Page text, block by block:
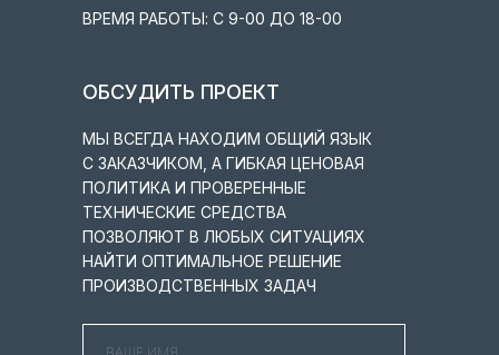
ОБСУДИТЬ ПРОЕКТ
МЫ ВСЕГДА НАХОДИМ ОБЩИЙ ЯЗЫК
С ЗАКАЗЧИКОМ, А ГИБКАЯ ЦЕНОВАЯ
ПОЛИТИКА И ПРОВЕРЕННЫЕ
ТЕХНИЧЕСКИЕ СРЕДСТВА
ПОЗВОЛЯЮТ В ЛЮБЫХ СИТУАЦИЯХ
НАЙТИ ОПТИМАЛЬНОЕ РЕШЕНИЕ
ПРОИЗВОДСТВЕННЫХ ЗАДАЧ
ВРЕМЯ РАБОТЫ: С 9-00 ДО 18-00